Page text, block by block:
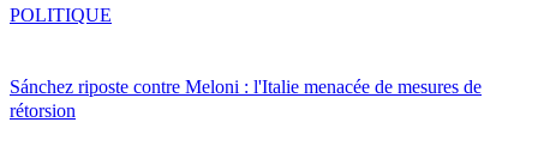
Sánchez riposte contre Meloni : l'Italie menacée de mesures de
rétorsion
POLITIQUE